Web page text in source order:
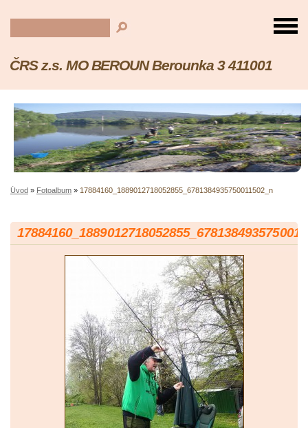
ČRS z.s. MO BEROUN Berounka 3 411001
Úvod » Fotoalbum » 17884160_1889012718052855_6781384935750011502_n